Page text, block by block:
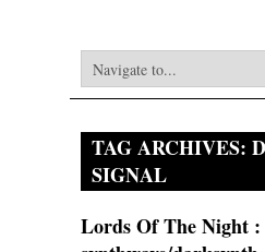
TAG ARCHIVES:
SIGNAL
Lords Of The Night